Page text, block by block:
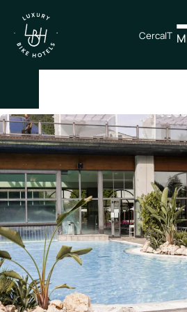
CercaIT
IT
EN
Itinerari
Nord
Italia
Centro
Italia
Sud